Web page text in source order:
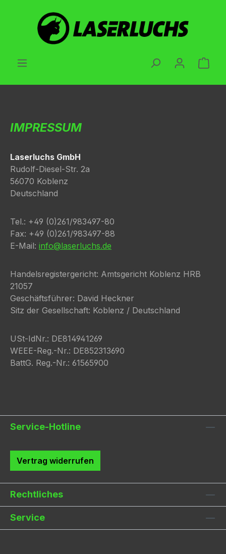
Zum Hauptinhalt springen
IMPRESSUM
Laserluchs GmbH
Rudolf-Diesel-Str. 2a
56070 Koblenz
Deutschland
Tel.: +49 (0)261/983497-80
Fax: +49 (0)261/983497-88
E-Mail: info@laserluchs.de
Handelsregistergericht: Amtsgericht Koblenz HRB
21057
Geschäftsführer: David Heckner
Sitz der Gesellschaft: Koblenz / Deutschland
USt-IdNr.: DE814941269
WEEE-Reg.-Nr.: DE852313690
BattG. Reg.-Nr.: 61565900
Service-Hotline
Vertrag widerrufen
Rechtliches
Service